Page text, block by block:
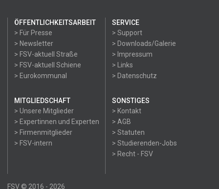
ÖFFENTLICHKEITSARBEIT
> Für Presse
> Newsletter
> FSV-aktuell Straße
> FSV-aktuell Schiene
> Eurokommunal
SERVICE
> Support
> Downloads/Galerie
> Impressum
> Links
> Datenschutz
MITGLIEDSCHAFT
> Unsere Mitglieder
> Expertinnen und Experten
> Firmenmitglieder
> FSV-intern
SONSTIGES
> Kontakt
> AGB
> Statuten
> Studierenden-Jobs
> Recht - FSV
FSV © 2016 - 2026